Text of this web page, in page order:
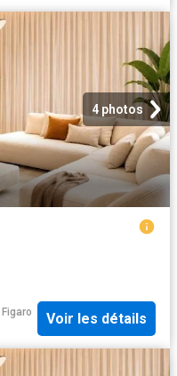
4 photos
Figaro
Voir les détails